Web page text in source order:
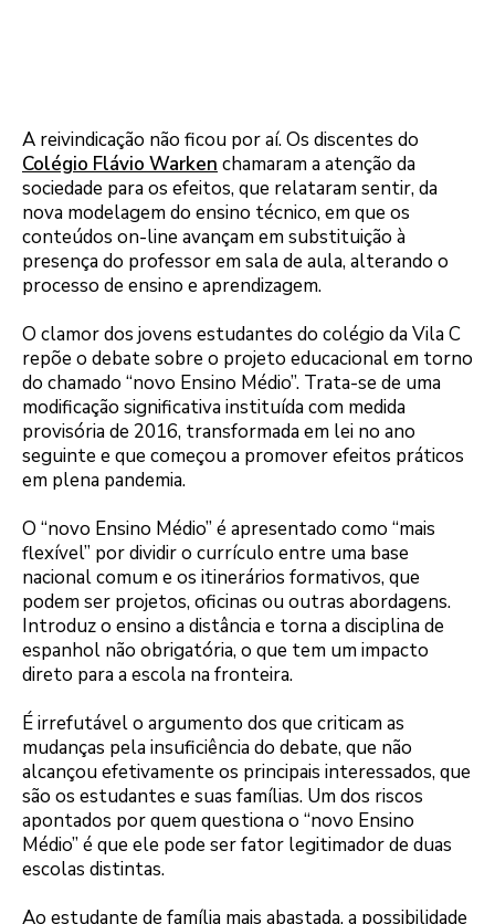
A reivindicação não ficou por aí. Os discentes do
Colégio Flávio Warken chamaram a atenção da
sociedade para os efeitos, que relataram sentir, da
nova modelagem do ensino técnico, em que os
conteúdos on-line avançam em substituição à
presença do professor em sala de aula, alterando o
processo de ensino e aprendizagem.
O clamor dos jovens estudantes do colégio da Vila C
repõe o debate sobre o projeto educacional em torno
do chamado “novo Ensino Médio”. Trata-se de uma
modificação significativa instituída com medida
provisória de 2016, transformada em lei no ano
seguinte e que começou a promover efeitos práticos
em plena pandemia.
O “novo Ensino Médio” é apresentado como “mais
flexível” por dividir o currículo entre uma base
nacional comum e os itinerários formativos, que
podem ser projetos, oficinas ou outras abordagens.
Introduz o ensino a distância e torna a disciplina de
espanhol não obrigatória, o que tem um impacto
direto para a escola na fronteira.
É irrefutável o argumento dos que criticam as
mudanças pela insuficiência do debate, que não
alcançou efetivamente os principais interessados, que
são os estudantes e suas famílias. Um dos riscos
apontados por quem questiona o “novo Ensino
Médio” é que ele pode ser fator legitimador de duas
escolas distintas.
Ao estudante de família mais abastada, a possibilidade